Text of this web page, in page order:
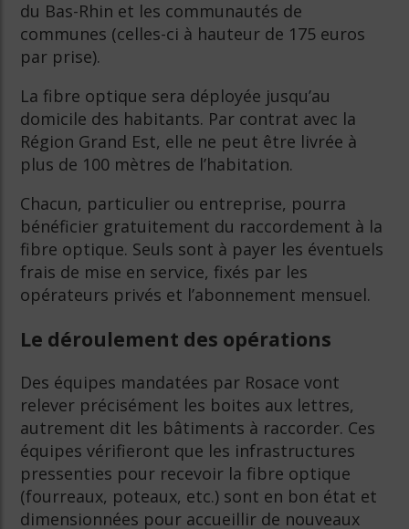
du Bas-Rhin et les communautés de
communes (celles-ci à hauteur de 175 euros
par prise).
La fibre optique sera déployée jusqu’au
domicile des habitants. Par contrat avec la
Région Grand Est, elle ne peut être livrée à
plus de 100 mètres de l’habitation.
Chacun, particulier ou entreprise, pourra
bénéficier gratuitement du raccordement à la
fibre optique. Seuls sont à payer les éventuels
frais de mise en service, fixés par les
opérateurs privés et l’abonnement mensuel.
Le déroulement des opérations
Des équipes mandatées par Rosace vont
relever précisément les boites aux lettres,
autrement dit les bâtiments à raccorder. Ces
équipes vérifieront que les infrastructures
pressenties pour recevoir la fibre optique
(fourreaux, poteaux, etc.) sont en bon état et
dimensionnées pour accueillir de nouveaux